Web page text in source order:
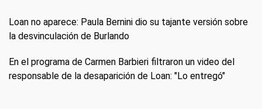
Loan no aparece: Paula Bernini dio su tajante versión sobre
la desvinculación de Burlando
En el programa de Carmen Barbieri filtraron un video del
responsable de la desaparición de Loan: "Lo entregó"